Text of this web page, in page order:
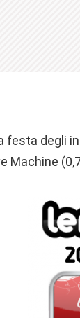
festa degli
Machine (